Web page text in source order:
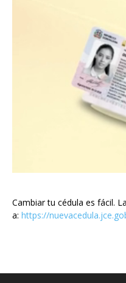
Cambiar tu cédula es fácil.
a: https://